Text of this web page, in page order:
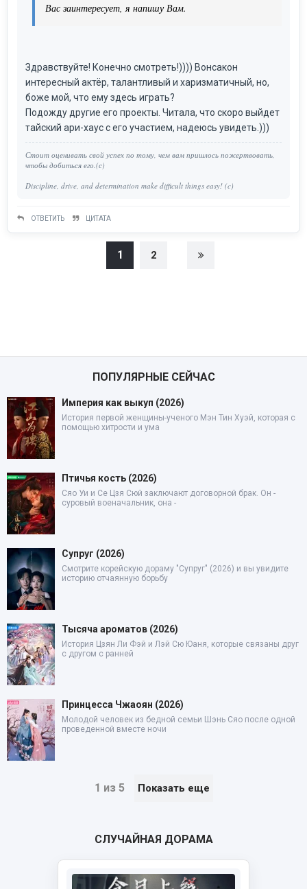
Вас заинтересует, я напишу Вам.
Здравствуйте! Конечно смотреть!)))) Вонсакон
интересный актёр, талантливый и харизматичный, но,
боже мой, что ему здесь играть?
Подожду другие его проекты. Читала, что скоро выйдет
тайский ари-хаус с его участием, надеюсь увидеть.)))
Стоит оценивать свой успех по тому, чем вам пришлось пожертвовать,
чтобы добиться его.(с)
Discipline, drive, and determination make difficult things easy! (c)
ОТВЕТИТЬ ЦИТАТА
1 2
ПОПУЛЯРНЫЕ СЕЙЧАС
Империя как выкуп (2026)
История первой женщины-ученого Мэн Тин Хуэй, которая с
помощью хитрости и ума
Птичья кость (2026)
Сяо Уи и Се Цзя Сюй заключают договорной брак. Он -
суровый военачальник, она -
Супруг (2026)
Смотрите корейскую дораму "Супруг" (2026) и вы увидите
историю отчаянную борьбу
Тысяча ароматов (2026)
История Цзян Ли Фэй и Лэй Сю Юаня, которые связаны друг
с другом с ранней
Принцесса Чжаоян (2026)
Молодой человек из бедной семьи Шэнь Сяо после одной
проведенной вместе ночи
1 из 5 Показать еще
СЛУЧАЙНАЯ ДОРАМА